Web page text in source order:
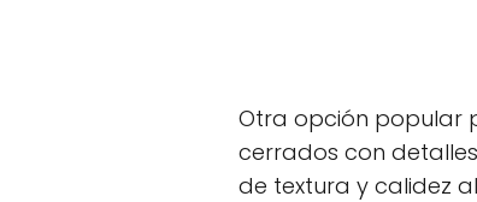
Otra opción popular
cerrados con
de textura y calidez